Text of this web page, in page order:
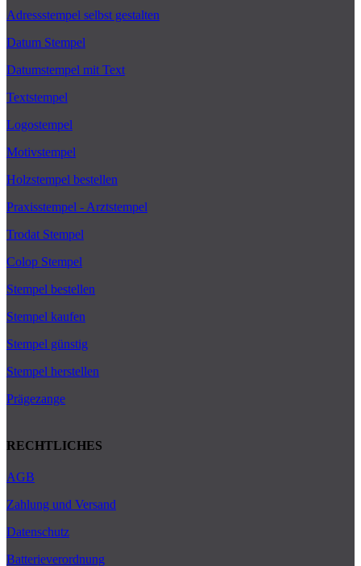
Adressstempel selbst gestalten
Datum Stempel
Datumstempel mit Text
Textstempel
Logostempel
Motivstempel
Holzstempel bestellen
Praxisstempel - Arztstempel
Trodat Stempel
Colop Stempel
Stempel bestellen
Stempel kaufen
Stempel günstig
Stempel herstellen
Prägezange
RECHTLICHES
AGB
Zahlung und Versand
Datenschutz
Batterieverordnung